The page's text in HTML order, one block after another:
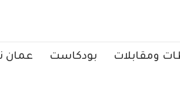
ومقابلات بودكاست عمان